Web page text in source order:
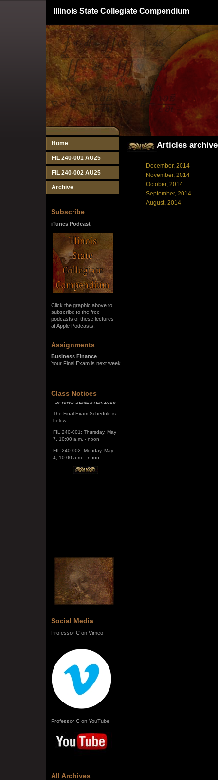
Illinois State Collegiate Compendium
Home
FIL 240-001 AU25
FIL 240-002 AU25
Archive
Subscribe
iTunes Podcast
Click the graphic above to
subscribe to the free
podcasts of these lectures
at Apple Podcasts.
Assignments
Business Finance
Your Final Exam is next week.
Class Notices
SPRING SEMESTER 2026
The Final Exam Schedule is
FIL 240-001: Thursday, May
FIL 240-002: Monday, May
Social Media
Professor C on Vimeo
Professor C on YouTube
All Archives
Articles archive
December, 2014
November, 2014
October, 2014
September, 2014
August, 2014